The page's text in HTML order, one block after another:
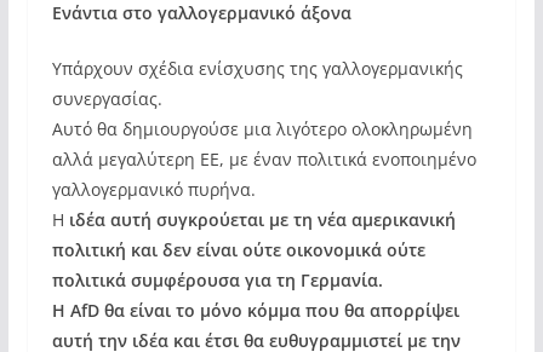
Ενάντια στο γαλλογερμανικό άξονα
Υπάρχουν σχέδια ενίσχυσης της γαλλογερμανικής
συνεργασίας.
Αυτό θα δημιουργούσε μια λιγότερο ολοκληρωμένη
αλλά μεγαλύτερη ΕΕ, με έναν πολιτικά ενοποιημένο
γαλλογερμανικό πυρήνα.
Η ιδέα αυτή συγκρούεται με τη νέα αμερικανική
πολιτική και δεν είναι ούτε οικονομικά ούτε
πολιτικά συμφέρουσα για τη Γερμανία.
Η AfD θα είναι το μόνο κόμμα που θα απορρίψει
αυτή την ιδέα και έτσι θα ευθυγραμμιστεί με την